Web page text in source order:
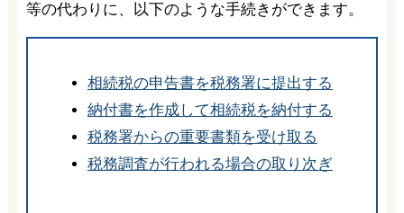
等の代わりに、以下のような手続きができます。
相続税の申告書を税務署に提出する
納付書を作成して相続税を納付する
税務署からの重要書類を受け取る
税務調査が行われる場合の取り次ぎ